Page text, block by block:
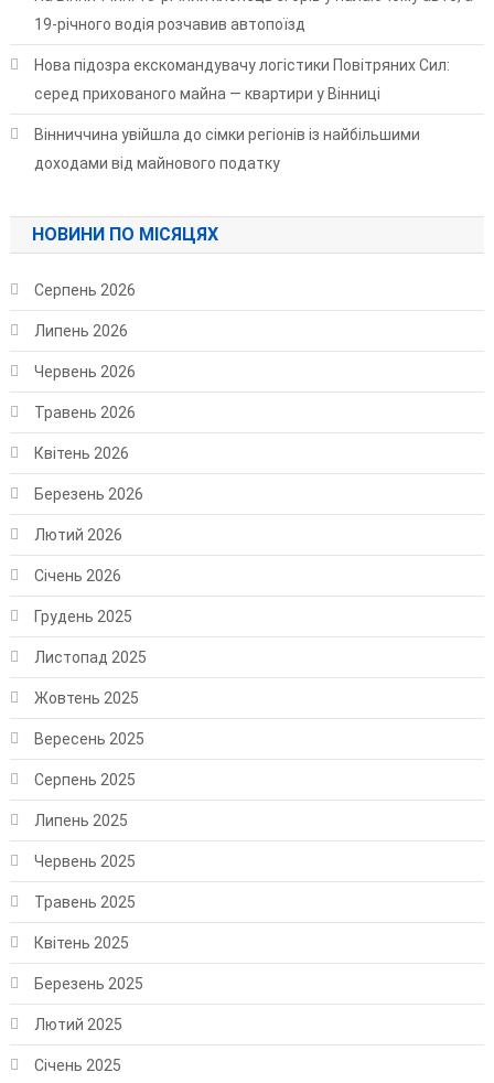
19-річного водія розчавив автопоїзд
Нова підозра екскомандувачу логістики Повітряних Сил:
серед прихованого майна — квартири у Вінниці
Вінниччина увійшла до сімки регіонів із найбільшими
доходами від майнового податку
НОВИНИ ПО МІСЯЦЯХ
Серпень 2026
Липень 2026
Червень 2026
Травень 2026
Квітень 2026
Березень 2026
Лютий 2026
Січень 2026
Грудень 2025
Листопад 2025
Жовтень 2025
Вересень 2025
Серпень 2025
Липень 2025
Червень 2025
Травень 2025
Квітень 2025
Березень 2025
Лютий 2025
Січень 2025